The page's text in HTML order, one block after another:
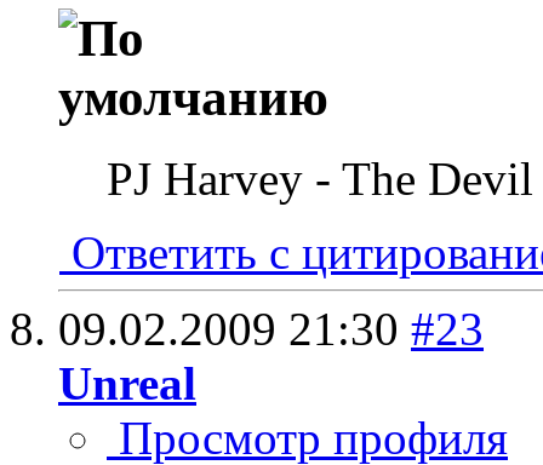
PJ Harvey - The Devil
Ответить с
09.02.2009 21:30 #23
Unreal
Просмотр профиля